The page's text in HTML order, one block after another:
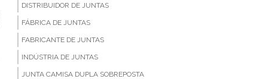
DISTRIBUIDOR DE JUNTAS
FÁBRICA DE JUNTAS
FABRICANTE DE JUNTAS
INDÚSTRIA DE JUNTAS
JUNTA CAMISA DUPLA SOBREPOSTA